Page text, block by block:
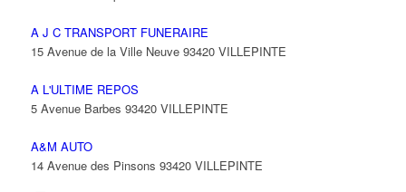
A J C TRANSPORT FUNERAIRE
15 Avenue de la Ville Neuve 93420 VILLEPINTE
A L'ULTIME REPOS
5 Avenue Barbes 93420 VILLEPINTE
A&M AUTO
14 Avenue des Pinsons 93420 VILLEPINTE